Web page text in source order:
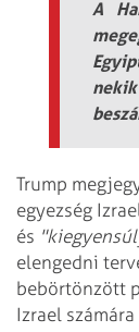
A
Trump
egyezség
és
elengedni
bebörtönzött
Izrael